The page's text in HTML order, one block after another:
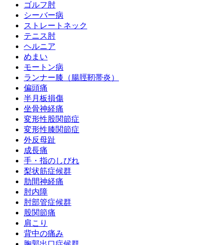
ゴルフ肘
シーバー病
ストレートネック
テニス肘
ヘルニア
めまい
モートン病
ランナー膝（腸脛靭帯炎）
偏頭痛
半月板損傷
坐骨神経痛
変形性股関節症
変形性膝関節症
外反母趾
成長痛
手・指のしびれ
梨状筋症候群
肋間神経痛
肘内障
肘部管症候群
股関節痛
肩こり
背中の痛み